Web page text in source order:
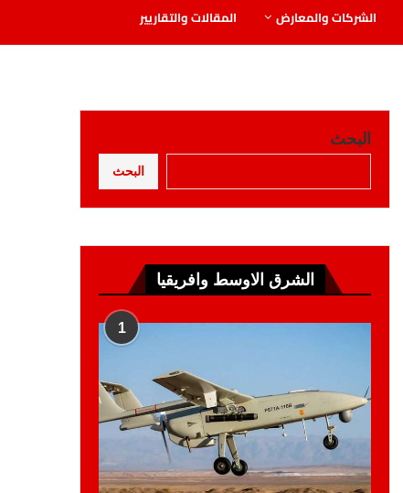
الشركات والمعارض المقالات والتقاريير
البحث
البحث
الشرق الاوسط وافريقيا
1